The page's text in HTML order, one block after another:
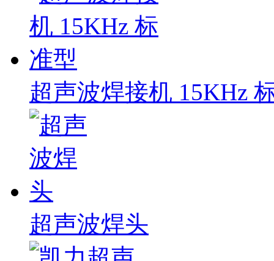
超声波焊接机 15KHz
超声波焊头